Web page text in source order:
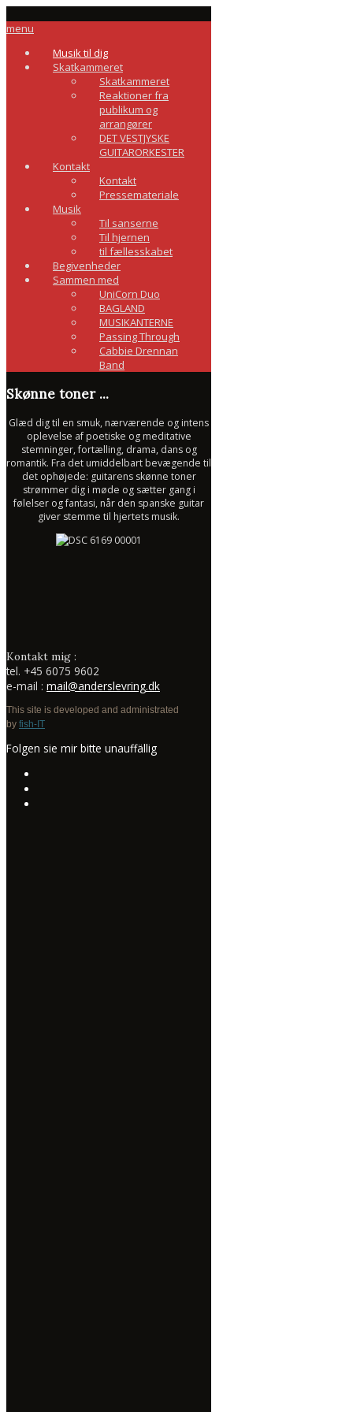
menu
Musik til dig
Skatkammeret
Skatkammeret
Reaktioner fra
publikum og
arrangører
DET VESTJYSKE
GUITARORKESTER
Kontakt
Kontakt
Pressemateriale
Musik
Til sanserne
Til hjernen
til fællesskabet
Begivenheder
Sammen med
UniCorn Duo
BAGLAND
MUSIKANTERNE
Passing Through
Cabbie Drennan
Band
Skønne toner ...
Glæd dig til en smuk, nærværende og intens
oplevelse af poetiske og meditative
stemninger, fortælling, drama, dans og
romantik. Fra det umiddelbart bevægende til
det ophøjede: guitarens skønne toner
strømmer dig i møde og sætter gang i
følelser og fantasi, når den spanske guitar
giver stemme til hjertets musik.
Kontakt mig :
tel. +45 6075 9602
e-mail : mail@anderslevring.dk
This site is developed and administrated
by fish-IT
Folgen sie mir bitte unauffällig